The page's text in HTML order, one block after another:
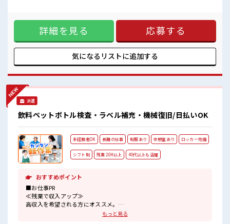
る環境です。【取扱製品情報】健康食品、サプリメント、化
粧品、プロテインなど。 ■お仕事PR ≪女性も活躍できる職場
≫ もちろん男性の応募も歓迎です！ ≪自分の時間も大切≫ 残
業はほとんどナシ！ 場合によってはお願いすることもありま
す♪ ≪週休2日制≫ 週末は家族や友人と一緒にプライベート
満喫！ ≪ヘアカラーOKで自由な雰囲気の職場≫ 明るすぎた
リ≫ 制服があるので、 毎日の服装の悩み解消♪ ≪自分に合っ
た期間で働ける≫ 福利厚生が整った派遣のお仕事です！ ■職
なのはウレシイPoint☆
詳細を見る 応募する
気になるリストに追加する
派遣
飲料ペットボトル検査・ラベル補充・機械復旧/日払いOK
未経験者OK 長期の仕事 制服あり 休憩室あり ロッカー完備
シフト制 残業 20H以上 40代以上も活躍
おすすめポイント
■お仕事PR
≪残業で収入アップ≫
高収入を希望される方にオススメ。
残業は月20時間以上あります♪もっと見る